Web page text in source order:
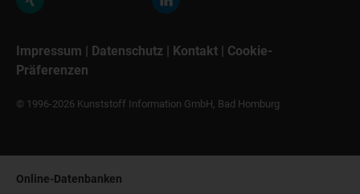
Impressum | Datenschutz | Kontakt | Cookie-
Präferenzen
© 1996-2026 Kunststoff Information GmbH, Bad Homburg
Online-Datenbanken